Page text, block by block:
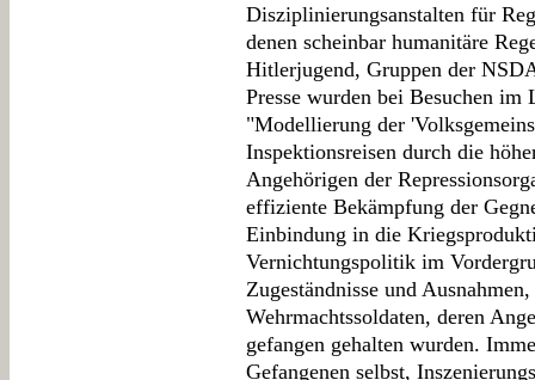
Disziplinierungsanstalten für
denen scheinbar humanitäre
Hitlerjugend, Gruppen der
Presse wurden bei Besuchen im
"Modellierung der
Inspektionsreisen durch die
Angehörigen der
effiziente Bekämpfung der
Einbindung in die
Vernichtungspolitik im
Zugeständnisse und
Wehrmachtssoldaten, deren
gefangen gehalten wurden.
Gefangenen selbst,